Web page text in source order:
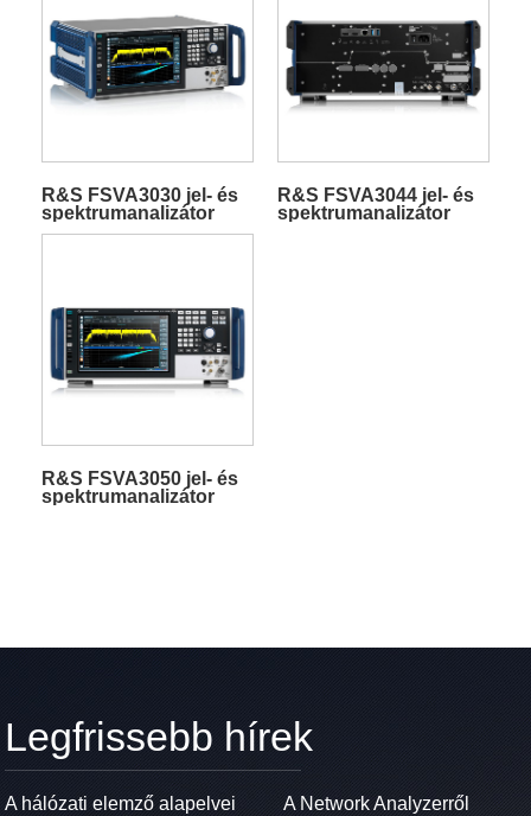
R&S FSVA3030 jel- és
spektrumanalizátor
R&S FSVA3044 jel- és
spektrumanalizátor
R&S FSVA3050 jel- és
spektrumanalizátor
Legfrissebb hírek
A hálózati elemző alapelvei A Network Analyzerről